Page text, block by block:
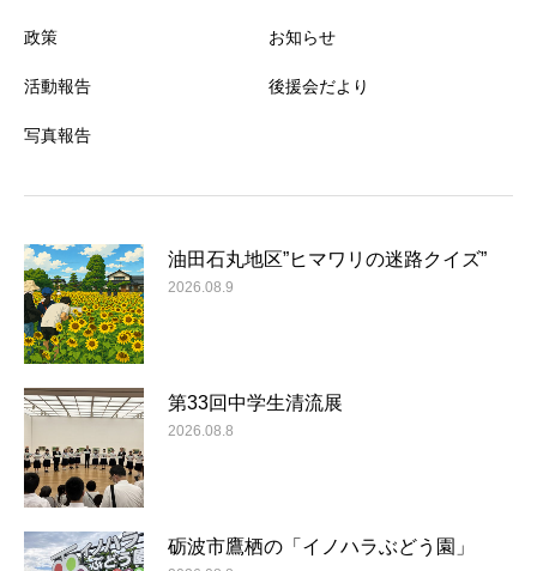
政策
活動報告
写真報告
お知らせ
後援会だより
油田石丸地区”ヒマワリの迷路クイズ”
2026.08.9
第33回中学生清流展
2026.08.8
砺波市鷹栖の「イノハラぶどう園」